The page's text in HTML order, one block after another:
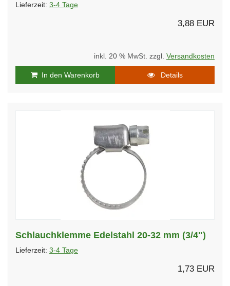
Lieferzeit: 3-4 Tage
3,88 EUR
inkl. 20 % MwSt. zzgl. Versandkosten
In den Warenkorb Details
Schlauchklemme Edelstahl 20-32 mm (3/4")
Lieferzeit: 3-4 Tage
1,73 EUR